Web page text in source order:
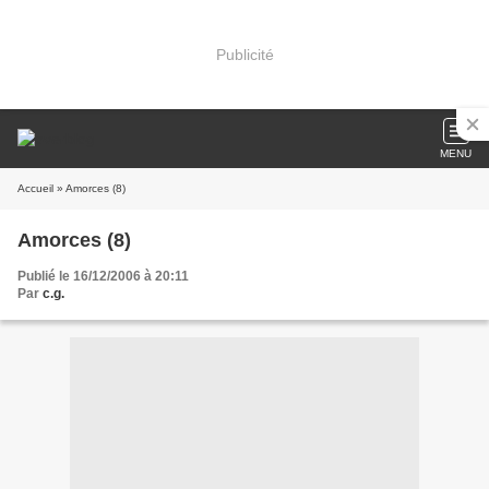
Publicité
MENU
Accueil » Amorces (8)
Amorces (8)
Publié le 16/12/2006 à 20:11
Par c.g.